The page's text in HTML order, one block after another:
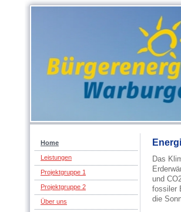
Home
Leistungen
Projektgruppe 1
Projektgruppe 2
Über uns
Das
und
fossiler
die